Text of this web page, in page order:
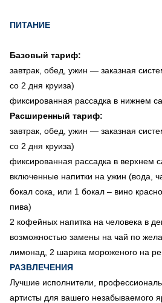
ПИТАНИЕ
Базовый тариф:
завтрак, обед, ужин — заказная
со 2 дня круиза)
фиксированная рассадка в нижнем
Расширенный тариф:
завтрак, обед, ужин — заказная
со 2 дня круиза)
фиксированная рассадка в верхнем
включенные напитки на ужин (вода,
бокал сока, или 1 бокал – вино
пива)
2 кофейных напитка на человека в
возможностью замены на чай по
лимонад, 2 шарика мороженого на
РАЗВЛЕЧЕНИЯ
Лучшие исполнители,
артисты для вашего незабываемого